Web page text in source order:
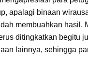
apalagi binaan
membuahkan hasil.
ditingkatkan begitu
lainnya, sehingga